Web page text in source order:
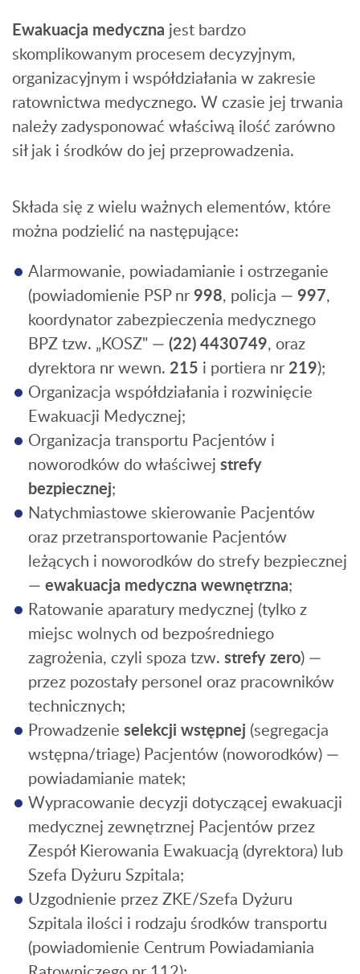
Ewakuacja medyczna jest bardzo
skomplikowanym procesem decyzyjnym,
organizacyjnym i współdziałania w zakresie
ratownictwa medycznego. W czasie jej trwania
należy zadysponować właściwą ilość zarówno
sił jak i środków do jej przeprowadzenia.
Składa się z wielu ważnych elementów, które
można podzielić na następujące:
Alarmowanie, powiadamianie i ostrzeganie
(powiadomienie PSP nr998, policja — 997,
koordynator zabezpieczenia medycznego
BPZ tzw. „KOSZ" — (22) 4430749, oraz
dyrektora nr wewn. 215 i portiera nr219);
Organizacja współdziałania i rozwinięcie
Ewakuacji Medycznej;
Organizacja transportu Pacjentów i
noworodków do właściwej strefy
bezpiecznej;
Natychmiastowe skierowanie Pacjentów
oraz przetransportowanie Pacjentów
leżących i noworodków do strefy bezpiecznej
— ewakuacja medyczna wewnętrzna;
Ratowanie aparatury medycznej (tylko z
miejsc wolnych od bezpośredniego
zagrożenia, czyli spoza tzw. strefy zero) —
przez pozostały personel oraz pracowników
technicznych;
Prowadzenie selekcji wstępnej (segregacja
wstępna/triage) Pacjentów (noworodków) —
powiadamianie matek;
Wypracowanie decyzji dotyczącej ewakuacji
medycznej zewnętrznej Pacjentów przez
Zespół Kierowania Ewakuacją (dyrektora) lub
Szefa Dyżuru Szpitala;
Uzgodnienie przez ZKE/Szefa Dyżuru
Szpitala ilości i rodzaju środków transportu
(powiadomienie Centrum Powiadamiania